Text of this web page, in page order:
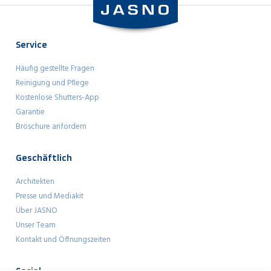
gemonteerd, netjes afgewerkt én het weer opgeruimd is!
Dan kun jij direct genieten van jouw JASNO raamdecoratie.
Service
Häufig gestellte Fragen
Reinigung und Pflege
Kostenlose Shutters-App
Garantie
Bröschure anfordern
Geschäftlich
Architekten
Presse und Mediakit
Über JASNO
Unser Team
Kontakt und Öffnungszeiten